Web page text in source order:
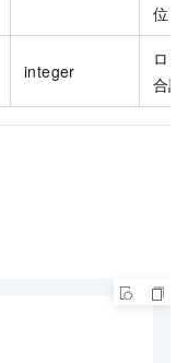
位
integer
ロ
合